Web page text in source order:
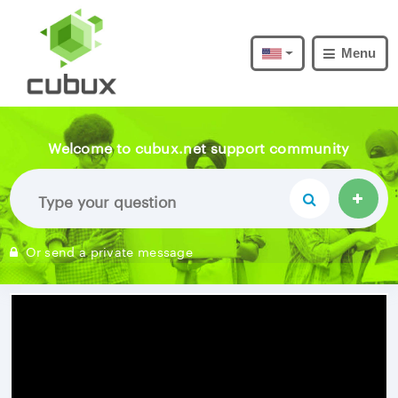
Menu
Welcome to cubux.net support community
Or send a private message